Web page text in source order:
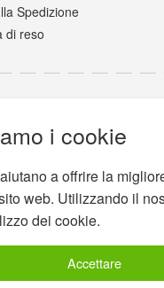
i cookie
a offrire la
web. Utilizzando il
dei cookie.
Accettare
Spedizione
di reso
operatori sanitari qualificati, ponendo